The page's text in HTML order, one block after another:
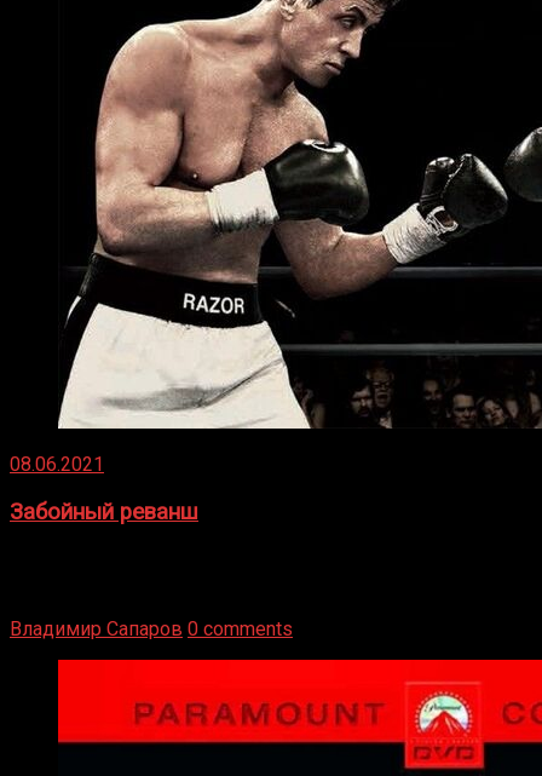
08.06.2021
Забойный реванш
Владимир Сапаров 0 comments